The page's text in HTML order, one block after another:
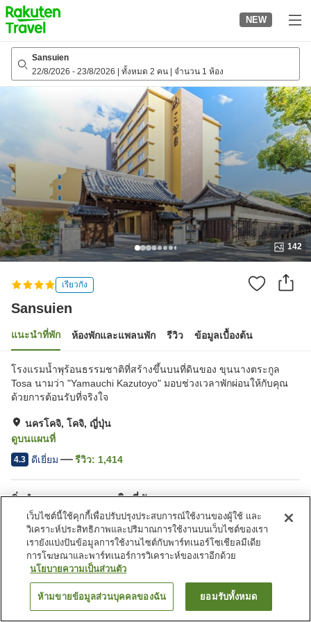
to
top
page
NEW
Sansuien
22/8/2026 - 23/8/2026 ทั้งหมด 2 คน จำนวน 1 ห้อง
142
เรียวกัง
Sansuien
แนะนำที่พัก ห้องพักและแพลนพัก รีวิว ข้อมูลเบื้องต้น
โรงแรมน้ำพุร้อนธรรมชาติที่สร้างขึ้นบนที่ดินของ ขุนนางตระกูล
Tosa นามว่า "Yamauchi Kazutoyo" มอบช่วงเวลาพักผ่อนให้กับคุณ
ด้วยการต้อนรับที่จริงใจ
นครโคจิ, โคจิ, ญี่ปุ่น
ดูบนแผนที่
4.3 ดีเยี่ยม รีวิว: 1,414
สิ่งอำนวยความสะดวกในที่พัก
ที่จอดรถ
ซาวน่า
สปา/บิวตี้ซาลอน
ร้านอาหาร
หน้าแรก ญี่ปุ่น โคจิ
ค้นหาห้องพัก
เว็บไซต์นี้ใช้คุกกี้เพื่อปรับปรุงประสบการณ์ใช้งานของผู้ใช้ และ
วิเคราะห์ประสิทธิภาพและปริมาณการใช้งานบนเว็บไซต์ของเรา
เรายังแบ่งปันข้อมูลการใช้งานไซต์กับพาร์ทเนอร์โซเชียลมีเดีย
การโฆษณาและพาร์ทเนอร์การวิเคราะห์ของเราอีกด้วย
นโยบายความเป็นส่วนตัว
ห้ามขายข้อมูลส่วนบุคคลของฉัน ยอมรับทั้งหมด